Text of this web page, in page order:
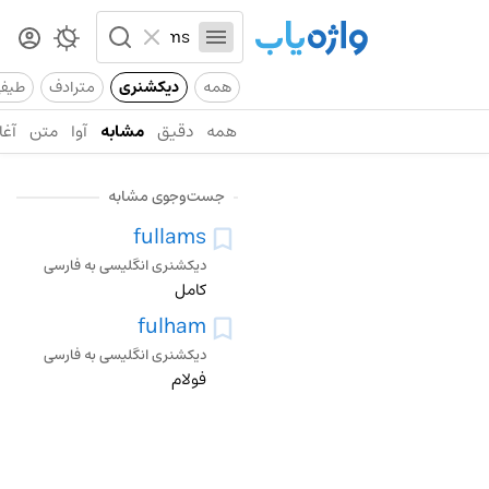
همه دیکشنری مترادف
همه دقیق مشابه آوا متن
جست‌وجوی مشابه
fullams
دیکشنری انگلیسی به فارسی
کامل
fulham
دیکشنری انگلیسی به فارسی
فولام